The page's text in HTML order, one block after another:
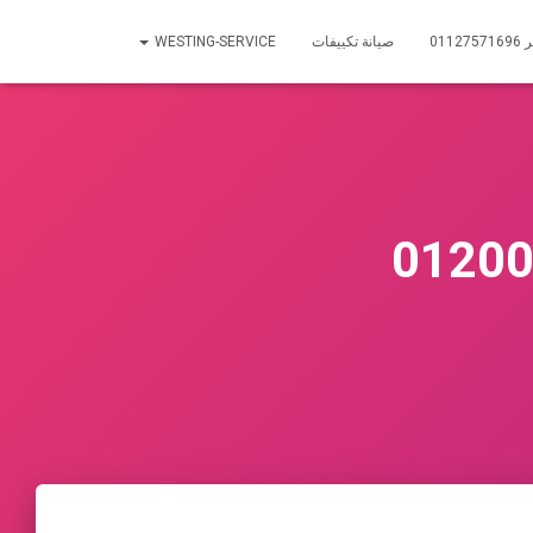
صيانة تكييفات WESTING-SERVICE